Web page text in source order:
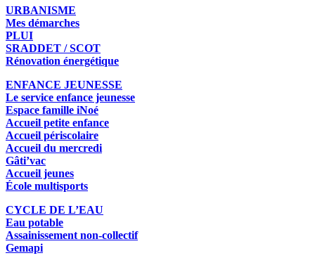
URBANISME
Mes démarches
PLUI
SRADDET / SCOT
Rénovation énergétique
ENFANCE JEUNESSE
Le service enfance jeunesse
Espace famille iNoé
Accueil petite enfance
Accueil périscolaire
Accueil du mercredi
Gâti’vac
Accueil jeunes
École multisports
CYCLE DE L’EAU
Eau potable
Assainissement non-collectif
Gemapi